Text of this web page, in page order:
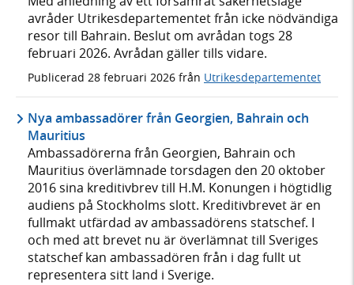
avråder Utrikesdepartementet från icke nödvändiga
resor till Bahrain. Beslut om avrådan togs 28
februari 2026. Avrådan gäller tills vidare.
Publicerad 28 februari 2026 från Utrikesdepartementet
Nya ambassadörer från Georgien, Bahrain och
Mauritius
Ambassadörerna från Georgien, Bahrain och
Mauritius överlämnade torsdagen den 20 oktober
2016 sina kreditivbrev till H.M. Konungen i högtidlig
audiens på Stockholms slott. Kreditivbrevet är en
fullmakt utfärdad av ambassadörens statschef. I
och med att brevet nu är överlämnat till Sveriges
statschef kan ambassadören från i dag fullt ut
representera sitt land i Sverige.